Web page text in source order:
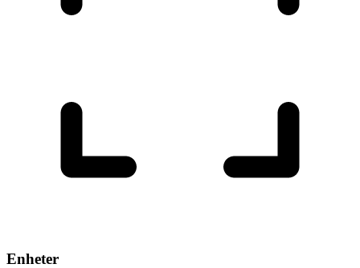
Enheter